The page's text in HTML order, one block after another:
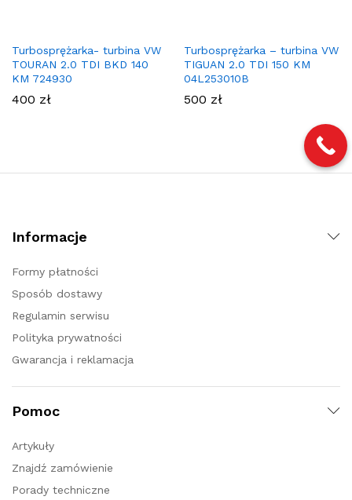
Turbosprężarka- turbina VW
TOURAN 2.0 TDI BKD 140
KM 724930
400 zł
Turbosprężarka – turbina VW
TIGUAN 2.0 TDI 150 KM
04L253010B
500 zł
Informacje
Formy płatności
Sposób dostawy
Regulamin serwisu
Polityka prywatności
Gwarancja i reklamacja
Pomoc
Artykuły
Znajdź zamówienie
Porady techniczne